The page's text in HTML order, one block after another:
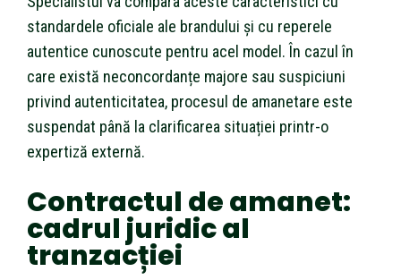
standardele oficiale ale brandului și cu reperele
autentice cunoscute pentru acel model. În cazul în
care există neconcordanțe majore sau suspiciuni
privind autenticitatea, procesul de amanetare este
suspendat până la clarificarea situației printr-o
expertiză externă.
Contractul de amanet:
cadrul juridic al
tranzacției